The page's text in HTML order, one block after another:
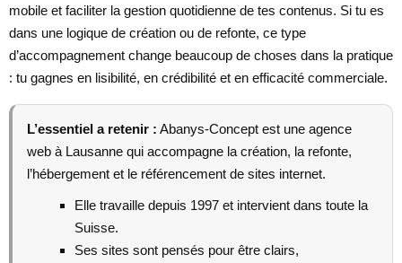
mobile et faciliter la gestion quotidienne de tes contenus. Si tu es
dans une logique de création ou de refonte, ce type
d’accompagnement change beaucoup de choses dans la pratique
: tu gagnes en lisibilité, en crédibilité et en efficacité commerciale.
L’essentiel a retenir : Abanys-Concept est une agence
web à Lausanne qui accompagne la création, la refonte,
l’hébergement et le référencement de sites internet.
Elle travaille depuis 1997 et intervient dans toute la
Suisse.
Ses sites sont pensés pour être clairs,